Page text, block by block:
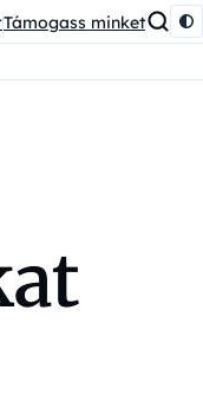
Támogass minket